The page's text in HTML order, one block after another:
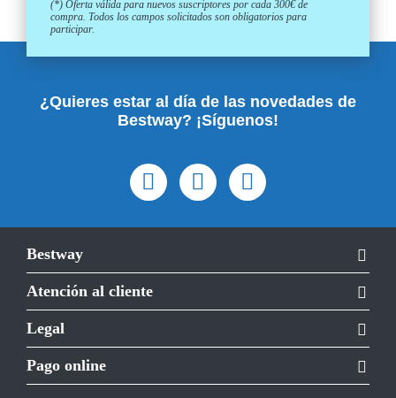
(*) Oferta válida para nuevos suscriptores por cada 300€ de
compra. Todos los campos solicitados son obligatorios para
participar.
¿Quieres estar al día de las novedades de
Bestway? ¡Síguenos!
Bestway
Atención al cliente
Legal
Pago online